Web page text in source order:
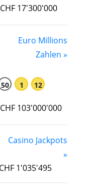
17'300'000
Euro Millions
Zahlen »
50 1 12
103'000'000
Casino Jackpots
»
1'035'495